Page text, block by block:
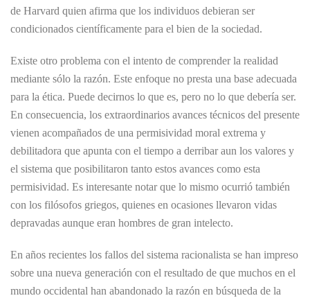
de Harvard quien afirma que los individuos debieran ser
condicionados científicamente para el bien de la sociedad.
Existe otro problema con el intento de comprender la realidad
mediante sólo la razón. Este enfoque no presta una base adecuada
para la ética. Puede decirnos lo que es, pero no lo que debería ser.
En consecuencia, los extraordinarios avances técnicos del presente
vienen acompañados de una permisividad moral extrema y
debilitadora que apunta con el tiempo a derribar aun los valores y
el sistema que posibilitaron tanto estos avances como esta
permisividad. Es interesante notar que lo mismo ocurrió también
con los filósofos griegos, quienes en ocasiones llevaron vidas
depravadas aunque eran hombres de gran intelecto.
En años recientes los fallos del sistema racionalista se han impreso
sobre una nueva generación con el resultado de que muchos en el
mundo occidental han abandonado la razón en búsqueda de la